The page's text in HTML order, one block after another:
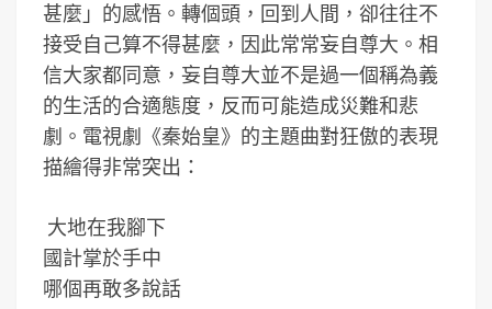
甚麼」的感悟。轉個頭，回到人間，卻往往不
接受自己算不得甚麼，因此常常妄自尊大。相
信大家都同意，妄自尊大並不是過一個稱為義
的生活的合適態度，反而可能造成災難和悲
劇。電視劇《秦始皇》的主題曲對狂傲的表現
描繪得非常突出：
大地在我腳下
國計掌於手中
哪個再敢多說話